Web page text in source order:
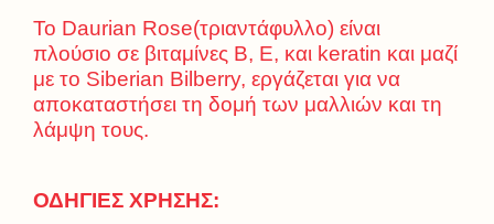
Το Daurian Rose(τριαντάφυλλο) είναι
πλούσιο σε βιταμίνες B, E, και keratin και μαζί
με το Siberian Bilberry, εργάζεται για να
αποκαταστήσει τη δομή των μαλλιών και τη
λάμψη τους.
ΟΔΗΓΙΕΣ ΧΡΗΣΗΣ: